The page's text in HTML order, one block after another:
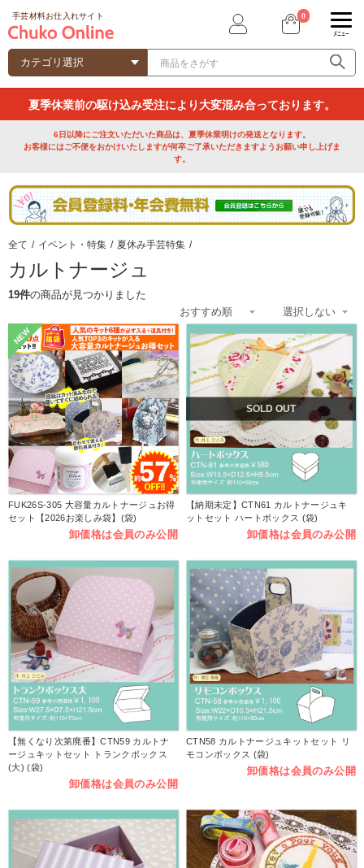
手芸材料お仕入れサイト 0
ﾒﾆｭｰ
夏季休業前の駆け込み受注により大変混み合っております。
6日以降にご注文いただいた商品は、夏季休業明けの発送となります。
お客様にはご不便をおかけいたしますが何卒ご了承いただきますようお願い申し上げま
す。
全て / イベント・特集 / 夏休み手芸特集 /
カルトナージュ
19件の商品が見つかりました
NEW
FUK26S-305 大容量カルトナージュお得
セット【2026お楽しみ袋】(袋)
卸価格は会員のみ公開
SOLD OUT
【納期未定】CTN61 カルトナージュキ
ットセット ハートボックス (袋)
卸価格は会員のみ公開
【無くなり次第廃番】CTN59 カルトナ
ージュキットセット トランクボックス
(大) (袋)
卸価格は会員のみ公開
CTN58 カルトナージュキットセット リ
モコンボックス (袋)
卸価格は会員のみ公開